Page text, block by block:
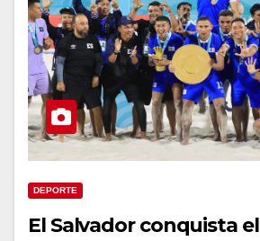
DEPORTE
El Salvador conquista el